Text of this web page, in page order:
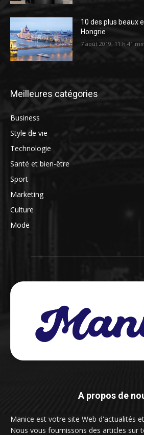
10 des plus beaux
Hongrie
7 août 2019, 11 h 41
Meilleures catégories
Business
Style de vie
Technologie
Santé et bien-être
Sport
Marketing
Culture
Mode
A propos de
Manice est votre site Web d'actualités
Nous vous fournissons des articles sur